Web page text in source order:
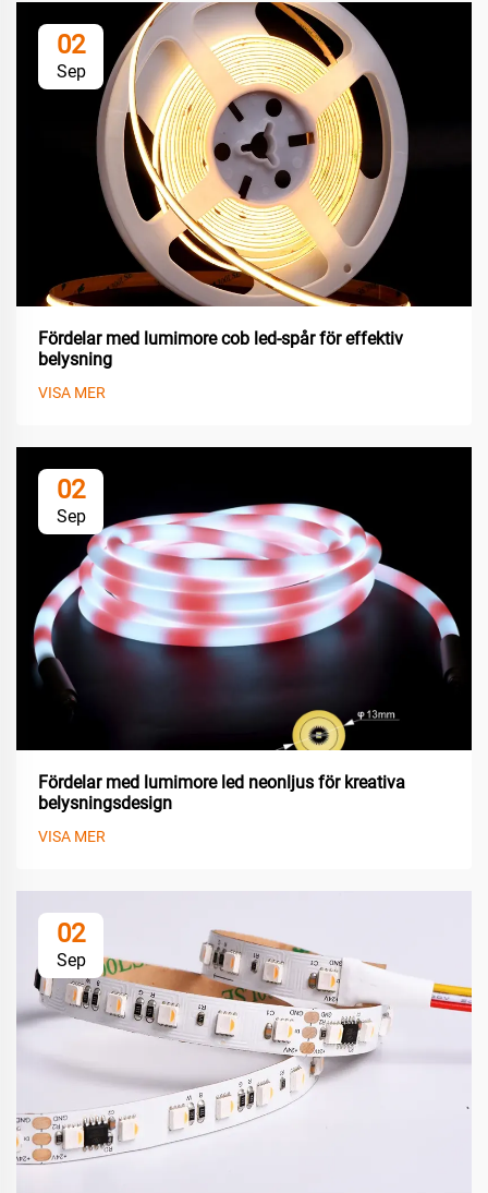
02
Sep
Fördelar med lumimore cob led-spår för effektiv
belysning
VISA MER
02
Sep
Fördelar med lumimore led neonljus för kreativa
belysningsdesign
VISA MER
02
Sep